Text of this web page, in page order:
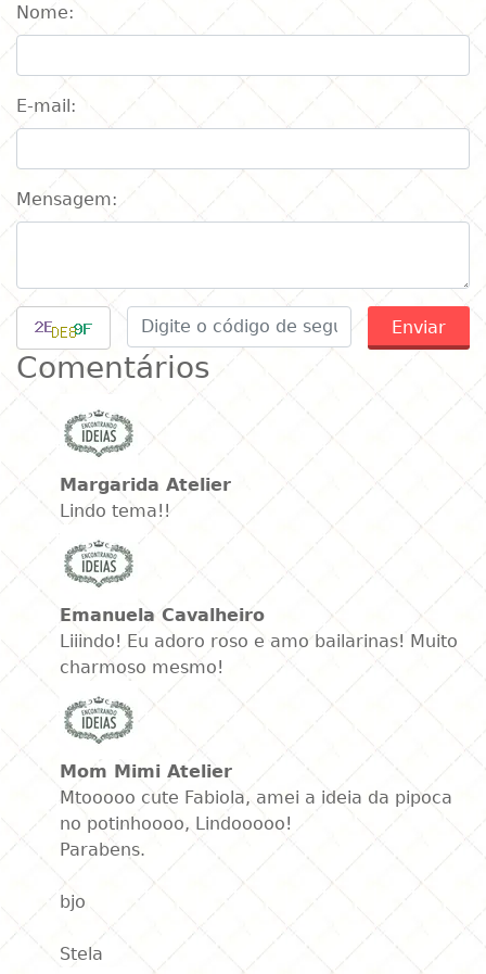
Nome:
E-mail:
Mensagem:
Enviar
Comentários
Margarida Atelier
Lindo tema!!
Emanuela Cavalheiro
Liiindo! Eu adoro roso e amo bailarinas! Muito
charmoso mesmo!
Mom Mimi Atelier
Mtooooo cute Fabiola, amei a ideia da pipoca
no potinhoooo, Lindooooo!
Parabens.
bjo
Stela